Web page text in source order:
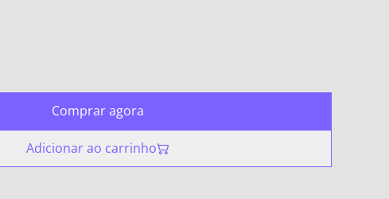
Comprar agora
Adicionar ao carrinho